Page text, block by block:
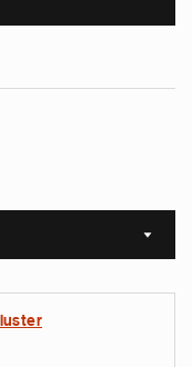
Sort